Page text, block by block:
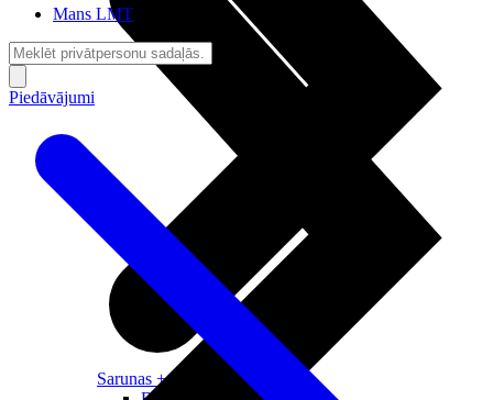
Sarunas + Internets
Mans LMT
Piedāvājumi